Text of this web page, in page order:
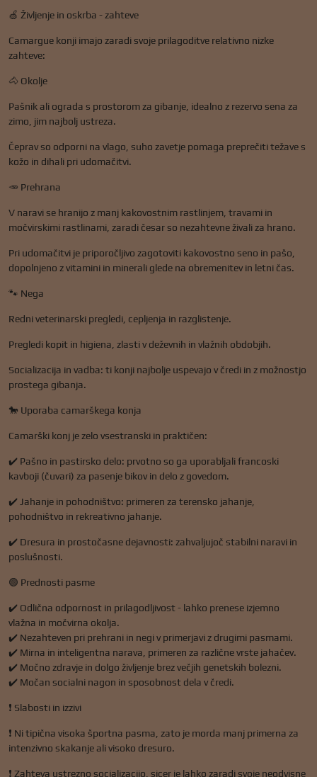
🍏 Življenje in oskrba - zahteve
Camargue konji imajo zaradi svoje prilagoditve relativno nizke
zahteve:
🐴 Okolje
Pašnik ali ograda s prostorom za gibanje, idealno z rezervo sena za
zimo, jim najbolj ustreza.
Čeprav so odporni na vlago, suho zavetje pomaga preprečiti težave s
kožo in dihali pri udomačitvi.
🥕 Prehrana
V naravi se hranijo z manj kakovostnim rastlinjem, travami in
močvirskimi rastlinami, zaradi česar so nezahtevne živali za hrano.
Pri udomačitvi je priporočljivo zagotoviti kakovostno seno in pašo,
dopolnjeno z vitamini in minerali glede na obremenitev in letni čas.
🐾 Nega
Redni veterinarski pregledi, cepljenja in razglistenje.
Pregledi kopit in higiena, zlasti v deževnih in vlažnih obdobjih.
Socializacija in vadba: ti konji najbolje uspevajo v čredi in z možnostjo
prostega gibanja.
🐎 Uporaba camarškega konja
Camarški konj je zelo vsestranski in praktičen:
✔️ Pašno in pastirsko delo: prvotno so ga uporabljali francoski
kavboji (čuvari) za pasenje bikov in delo z govedom.
✔️ Jahanje in pohodništvo: primeren za terensko jahanje,
pohodništvo in rekreativno jahanje.
✔️ Dresura in prostočasne dejavnosti: zahvaljujoč stabilni naravi in ​​
poslušnosti.
🟢 Prednosti pasme
✔️ Odlična odpornost in prilagodljivost - lahko prenese izjemno
vlažna in močvirna okolja.
✔️ Nezahteven pri prehrani in negi v primerjavi z drugimi pasmami.
✔️ Mirna in inteligentna narava, primeren za različne vrste jahačev.
✔️ Močno zdravje in dolgo življenje brez večjih genetskih bolezni.
✔️ Močan socialni nagon in sposobnost dela v čredi.
❗ Slabosti in izzivi
❗ Ni tipična visoka športna pasma, zato je morda manj primerna za
intenzivno skakanje ali visoko dresuro.
❗ Zahteva ustrezno socializacijo, sicer je lahko zaradi svoje neodvisne